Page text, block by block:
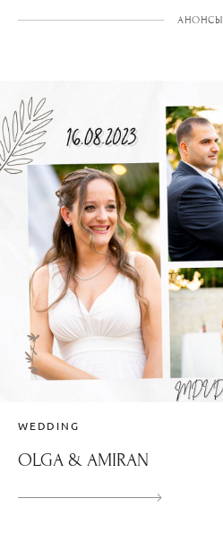
АНОНСЫ
WEDDING
OLGA & AMIRAN